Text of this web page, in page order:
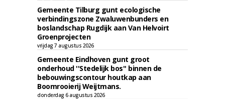
Gemeente Tilburg gunt ecologische
verbindingszone Zwaluwenbunders en
boslandschap Rugdijk aan Van Helvoirt
Groenprojecten
vrijdag 7 augustus 2026
Gemeente Eindhoven gunt groot
onderhoud ''Stedelijk bos'' binnen de
bebouwingscontour houtkap aan
Boomrooierij Weijtmans.
donderdag 6 augustus 2026